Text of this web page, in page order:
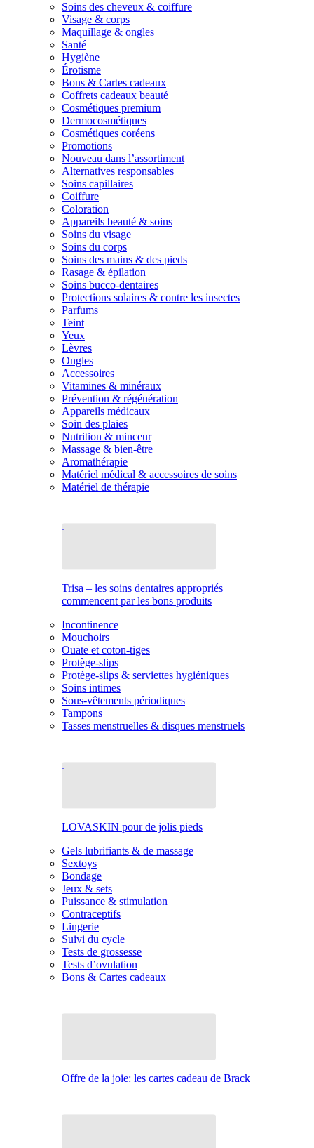
Soins des cheveux & coiffure
Visage & corps
Maquillage & ongles
Santé
Hygiène
Érotisme
Bons & Cartes cadeaux
Coffrets cadeaux beauté
Cosmétiques premium
Dermocosmétiques
Cosmétiques coréens
Promotions
Nouveau dans l’assortiment
Alternatives responsables
Soins capillaires
Coiffure
Coloration
Appareils beauté & soins
Soins du visage
Soins du corps
Soins des mains & des pieds
Rasage & épilation
Soins bucco-dentaires
Protections solaires & contre les insectes
Parfums
Teint
Yeux
Lèvres
Ongles
Accessoires
Vitamines & minéraux
Prévention & régénération
Appareils médicaux
Soin des plaies
Nutrition & minceur
Massage & bien-être
Aromathérapie
Matériel médical & accessoires de soins
Matériel de thérapie
Trisa – les soins dentaires appropriés
commencent par les bons produits
Incontinence
Mouchoirs
Ouate et coton-tiges
Protège-slips
Protège-slips & serviettes hygiéniques
Soins intimes
Sous-vêtements périodiques
Tampons
Tasses menstruelles & disques menstruels
LOVASKIN pour de jolis pieds
Gels lubrifiants & de massage
Sextoys
Bondage
Jeux & sets
Puissance & stimulation
Contraceptifs
Lingerie
Suivi du cycle
Tests de grossesse
Tests d’ovulation
Bons & Cartes cadeaux
Offre de la joie: les cartes cadeau de Brack